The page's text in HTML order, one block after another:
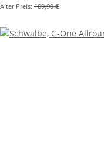
Alter Preis: 109,90 €